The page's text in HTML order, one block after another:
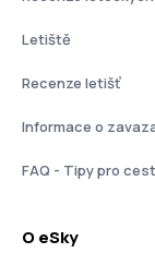
Letiště
Recenze letišť
Informace o
FAQ - Tipy pro
O eSky